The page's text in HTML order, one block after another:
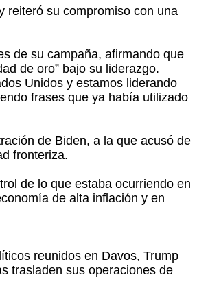
reiteró su compromiso con una
de su campaña, afirmando que
de oro” bajo su liderazgo.
Unidos y estamos liderando
frases que ya había utilizado
de Biden, a la que acusó de
fronteriza.
de lo que estaba ocurriendo en
de alta inflación y en
reunidos en Davos, Trump
trasladen sus operaciones de